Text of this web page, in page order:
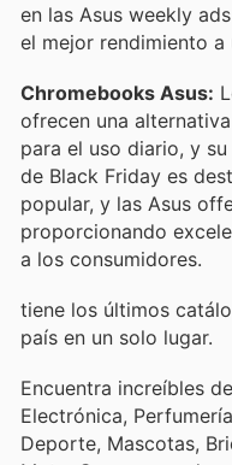
en las Asus weekly
el mejor rendimiento
Chromebooks Asus:
ofrecen una
para el uso diario, y
de Black Friday es
popular, y las Asus
proporcionando
a los consumidores.
tiene los últimos
país en un solo lugar.
Encuentra increíbles
Electrónica,
Deporte, Mascotas,